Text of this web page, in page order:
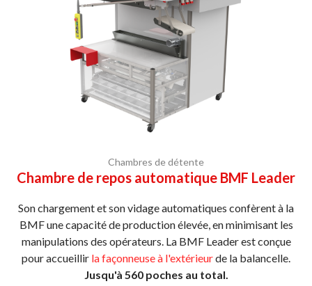
Chambres de détente
Chambre de repos automatique BMF Leader
Son chargement et son vidage automatiques confèrent à la
BMF une capacité de production élevée, en minimisant les
manipulations des opérateurs. La BMF Leader est conçue
pour accueillir la façonneuse à l'extérieurde la balancelle.
Jusqu'à 560 poches au total.